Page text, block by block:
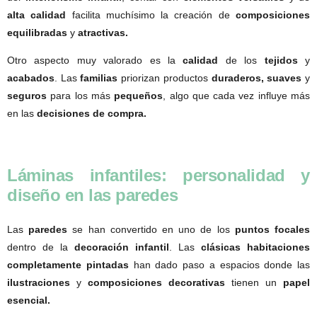
alta calidad facilita muchísimo la creación decomposiciones
equilibradas y atractivas.
Otro aspecto muy valorado es lacalidad de los tejidosy
acabados . Lasfamilias priorizan productos duraderos, suaves y
seguros para los más pequeños , algo que cada vez influye más
en las decisiones de compra.
Láminas infantiles: personalidad y
diseño en las paredes
Las paredes se han convertido en uno de los puntos focales
dentro de la decoración infantil . Las clásicas habitaciones
completamente pintadashan dado paso a espacios donde las
ilustraciones y composiciones decorativas tienen un papel
esencial.